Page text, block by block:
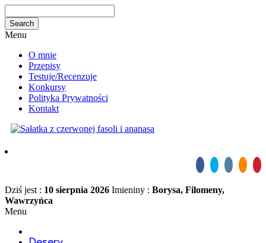
Menu
O mnie
Przepisy
Testuje/Recenzuje
Konkursy
Polityka Prywatności
Kontakt
Dziś jest : 10 sierpnia 2026 Imieniny : Borysa, Filomeny,
Wawrzyńca
Menu